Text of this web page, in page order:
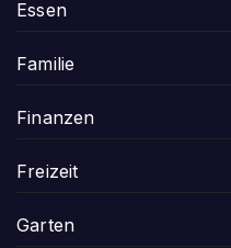
Essen
Familie
Finanzen
Freizeit
Garten